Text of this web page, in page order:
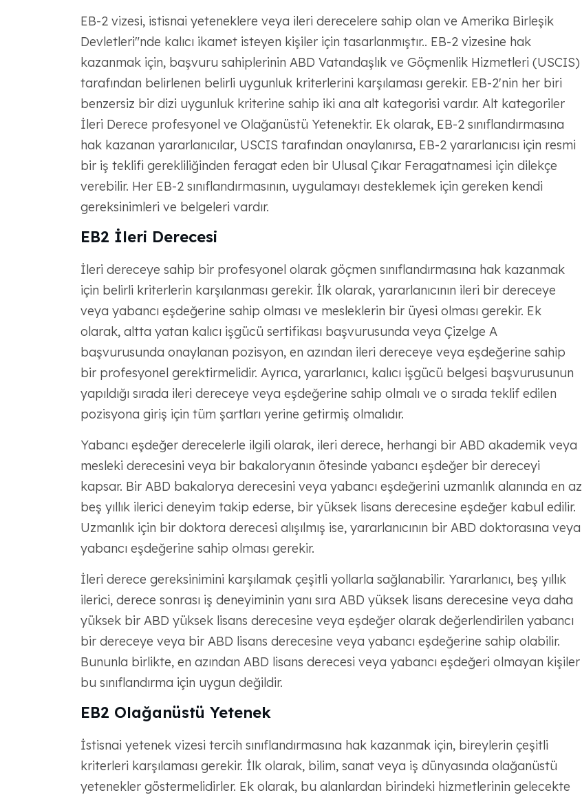
EB-2 vizesi, istisnai yeteneklere veya ileri derecelere sahip olan ve Amerika Birleşik
Devletleri"nde kalıcı ikamet isteyen kişiler için tasarlanmıştır.. EB-2 vizesine hak
kazanmak için, başvuru sahiplerinin ABD Vatandaşlık ve Göçmenlik Hizmetleri (USCIS)
tarafından belirlenen belirli uygunluk kriterlerini karşılaması gerekir. EB-2'nin her biri
benzersiz bir dizi uygunluk kriterine sahip iki ana alt kategorisi vardır. Alt kategoriler
İleri Derece profesyonel ve Olağanüstü Yetenektir. Ek olarak, EB-2 sınıflandırmasına
hak kazanan yararlanıcılar, USCIS tarafından onaylanırsa, EB-2 yararlanıcısı için resmi
bir iş teklifi gerekliliğinden feragat eden bir Ulusal Çıkar Feragatnamesi için dilekçe
verebilir. Her EB-2 sınıflandırmasının, uygulamayı desteklemek için gereken kendi
gereksinimleri ve belgeleri vardır.
EB2 İleri Derecesi
İleri dereceye sahip bir profesyonel olarak göçmen sınıflandırmasına hak kazanmak
için belirli kriterlerin karşılanması gerekir. İlk olarak, yararlanıcının ileri bir dereceye
veya yabancı eşdeğerine sahip olması ve mesleklerin bir üyesi olması gerekir. Ek
olarak, altta yatan kalıcı işgücü sertifikası başvurusunda veya Çizelge A
başvurusunda onaylanan pozisyon, en azından ileri dereceye veya eşdeğerine sahip
bir profesyonel gerektirmelidir. Ayrıca, yararlanıcı, kalıcı işgücü belgesi başvurusunun
yapıldığı sırada ileri dereceye veya eşdeğerine sahip olmalı ve o sırada teklif edilen
pozisyona giriş için tüm şartları yerine getirmiş olmalıdır.
Yabancı eşdeğer derecelerle ilgili olarak, ileri derece, herhangi bir ABD akademik veya
mesleki derecesini veya bir bakaloryanın ötesinde yabancı eşdeğer bir dereceyi
kapsar. Bir ABD bakalorya derecesini veya yabancı eşdeğerini uzmanlık alanında en az
beş yıllık ilerici deneyim takip ederse, bir yüksek lisans derecesine eşdeğer kabul edilir.
Uzmanlık için bir doktora derecesi alışılmış ise, yararlanıcının bir ABD doktorasına veya
yabancı eşdeğerine sahip olması gerekir.
İleri derece gereksinimini karşılamak çeşitli yollarla sağlanabilir. Yararlanıcı, beş yıllık
ilerici, derece sonrası iş deneyiminin yanı sıra ABD yüksek lisans derecesine veya daha
yüksek bir ABD yüksek lisans derecesine veya eşdeğer olarak değerlendirilen yabancı
bir dereceye veya bir ABD lisans derecesine veya yabancı eşdeğerine sahip olabilir.
Bununla birlikte, en azından ABD lisans derecesi veya yabancı eşdeğeri olmayan kişiler
bu sınıflandırma için uygun değildir.
EB2 Olağanüstü Yetenek
İstisnai yetenek vizesi tercih sınıflandırmasına hak kazanmak için, bireylerin çeşitli
kriterleri karşılaması gerekir. İlk olarak, bilim, sanat veya iş dünyasında olağanüstü
yetenekler göstermelidirler. Ek olarak, bu alanlardan birindeki hizmetlerinin gelecekte